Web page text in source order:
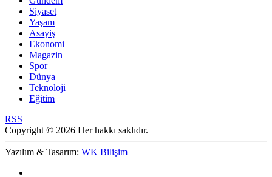
Siyaset
Yaşam
Asayiş
Ekonomi
Magazin
Spor
Dünya
Teknoloji
Eğitim
RSS
Copyright © 2026 Her hakkı saklıdır.
Yazılım & Tasarım: WK Bilişim